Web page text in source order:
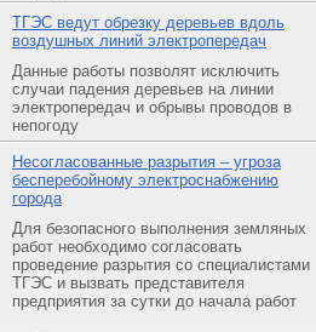
ТГЭС ведут обрезку деревьев вдоль
воздушных линий электропередач
Данные работы позволят исключить
случаи падения деревьев на линии
электропередач и обрывы проводов в
непогоду
Несогласованные разрытия – угроза
бесперебойному электроснабжению
города
Для безопасного выполнения земляных
работ необходимо согласовать
проведение разрытия со специалистами
ТГЭС и вызвать представителя
предприятия за сутки до начала работ